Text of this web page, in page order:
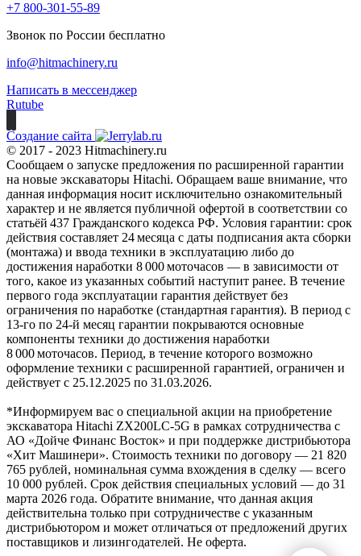
+7 800-301-55-89
Звонок по России бесплатно
info@hitmachinery.ru
Написать в мессенджер
Rutube
Создание сайта
© 2017 - 2023 Hitmachinery.ru
Сообщаем о запуске предложения по расширенной гарантии
на новые экскаваторы Hitachi. Обращаем ваше внимание, что
данная информация носит исключительно ознакомительный
характер и не является публичной офертой в соответствии со
статьёй 437 Гражданского кодекса РФ. Условия гарантии: срок
действия составляет 24 месяца с даты подписания акта сборки
(монтажа) и ввода техники в эксплуатацию либо до
достижения наработки 8 000 моточасов — в зависимости от
того, какое из указанных событий наступит ранее. В течение
первого года эксплуатации гарантия действует без
ограничения по наработке (стандартная гарантия). В период с
13‑го по 24‑й месяц гарантии покрываются основные
компоненты техники до достижения наработки
8 000 моточасов. Период, в течение которого возможно
оформление техники с расширенной гарантией, ограничен и
действует с 25.12.2025 по 31.03.2026.
*Информируем вас о специальной акции на приобретение
экскаватора Hitachi ZX200LC-5G в рамках сотрудничества с
АО «Дойче Финанс Восток» и при поддержке дистрибьютора
«Хит Машинери». Стоимость техники по договору — 21 820
765 рублей, номинальная сумма вхождения в сделку — всего
10 000 рублей. Срок действия специальных условий — до 31
марта 2026 года. Обратите внимание, что данная акция
действительна только при сотрудничестве с указанным
дистрибьютором и может отличаться от предложений других
поставщиков и лизингодателей. Не оферта.